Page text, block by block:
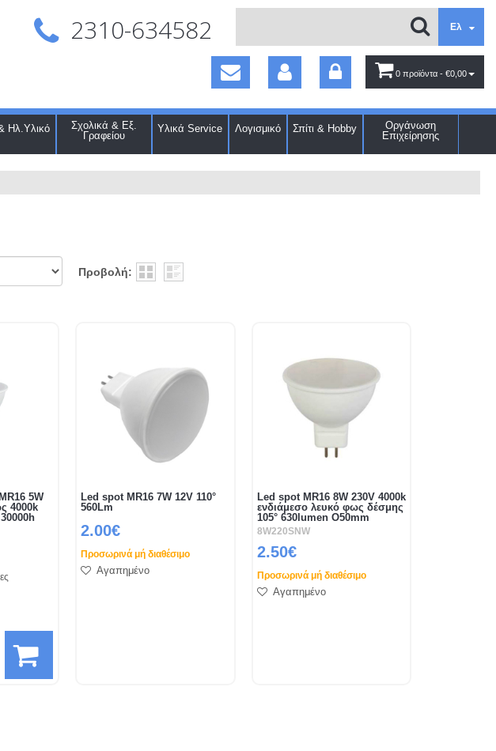
Ελ
2310-634582
0 προϊόντα - €0,00
Ηλ.Υλικό
Σχολικά & Εξ.
Γραφείου
Υλικά Service Λογισμικό Σπίτι & Hobby
Οργάνωση
Επιχείρησης
Προβολή:
5W
4000k
Led spot MR16 7W 12V 110°
560Lm
2.00€
Προσωρινά μή διαθέσιμο
Αγαπημένο
Led spot MR16 8W 230V 4000k
ενδιάμεσο λευκό φως δέσμης
105° 630lumen O50mm
8W220SNW
2.50€
Προσωρινά μή διαθέσιμο
Αγαπημένο